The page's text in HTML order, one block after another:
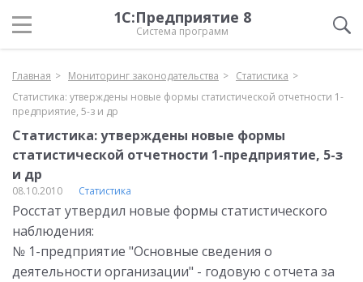
1С:Предприятие 8
Система программ
Главная Мониторинг законодательства
Статистика
Статистика: утверждены новые формы статистической отчетности 1-
предприятие, 5-з и др
Статистика: утверждены новые формы
статистической отчетности 1-предприятие, 5-з
и др
08.10.2010 Статистика
Росстат утвердил новые формы статистического
наблюдения:
№ 1-предприятие "Основные сведения о
деятельности организации" - годовую с отчета за